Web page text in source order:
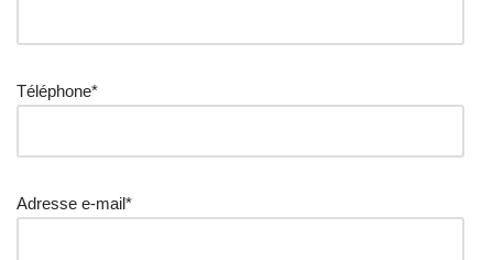
Téléphone*
Adresse e-mail*